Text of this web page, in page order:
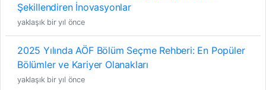
Şekillendiren İnovasyonlar
yaklaşık bir yıl önce
2025 Yılında AÖF Bölüm Seçme Rehberi: En Popüler
Bölümler ve Kariyer Olanakları
yaklaşık bir yıl önce